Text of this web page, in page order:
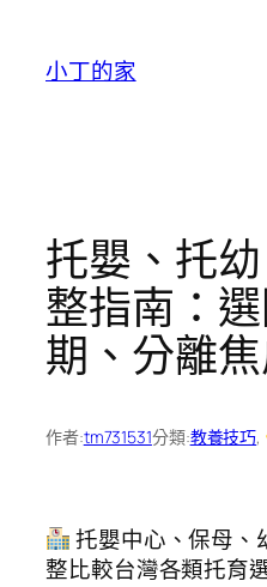
小丁的家
托嬰、托
整指南：
期、分離
作者:tm731531分類:教養技巧,
托嬰中心、保母、
整比較台灣各類托育